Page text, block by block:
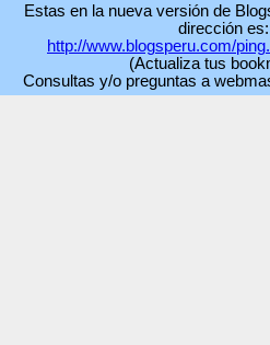
Estas en la nueva versión de
dirección es:
http://www.blogsperu.com/
(Actualiza tus
Consultas y/o preguntas a